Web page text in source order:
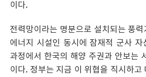
이다.
전력망이라는 명분으로 설치되는 풍
에너지 시설인 동시에 잠재적 군사 자
과정에서 한국의 해양 주권과 안보는
이다. 정부는 지금 이 위협을 직시하고